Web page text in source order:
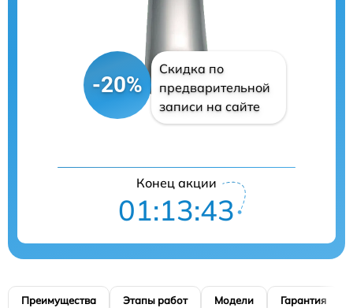
-20%
Скидка по
предварительной
записи на сайте
Конец акции
01:13:42
Преимущества Этапы работ Модели Гарантия